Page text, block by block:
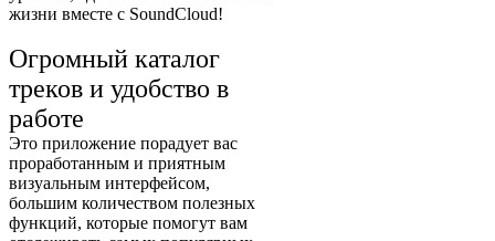
жизни вместе с SoundCloud!
Огромный каталог
треков и удобство в
работе
Это приложение порадует вас
проработанным и приятным
визуальным интерфейсом,
большим количеством полезных
функций, которые помогут вам